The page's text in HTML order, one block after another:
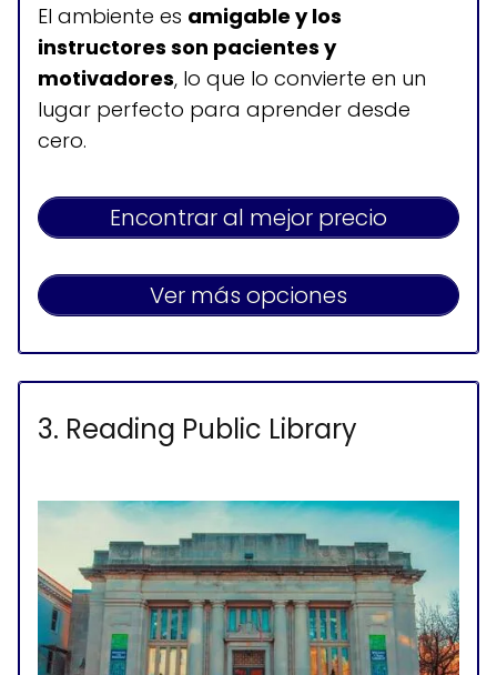
El ambiente es amigable y los
instructores son pacientes y
motivadores, lo que lo convierte en un
lugar perfecto para aprender desde
cero.
Encontrar al mejor precio
Ver más opciones
3. Reading Public Library